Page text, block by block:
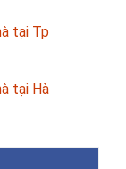
tại Tp
tại Hà